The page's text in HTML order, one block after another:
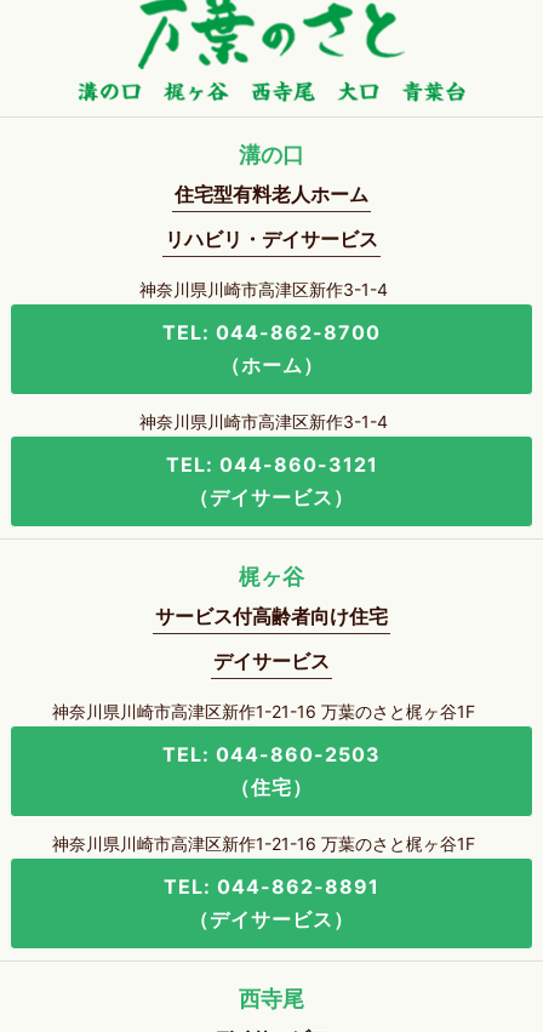
溝の口
住宅型有料老人ホーム
リハビリ・デイサービス
神奈川県川崎市高津区新作3-1-4
TEL: 044-862-8700
（ホーム）
神奈川県川崎市高津区新作3-1-4
TEL: 044-860-3121
（デイサービス）
梶ヶ谷
サービス付高齢者向け住宅
デイサービス
神奈川県川崎市高津区新作1-21-16 万葉のさと梶ヶ谷1F
TEL: 044-860-2503
（住宅）
神奈川県川崎市高津区新作1-21-16 万葉のさと梶ヶ谷1F
TEL: 044-862-8891
（デイサービス）
西寺尾